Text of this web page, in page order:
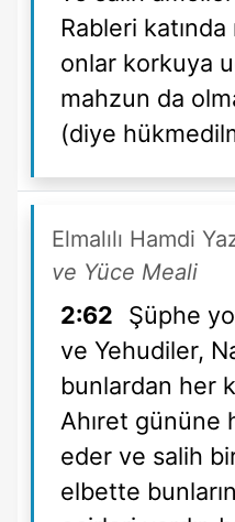
Rableri
onlar korkuya
mahzun da
(diye
Elmalılı Hamdi
ve Yüce Meali
2:62
Şüphe
ve Yehudiler,
bunlardan her
Ahıret gününe
eder ve salih
elbette